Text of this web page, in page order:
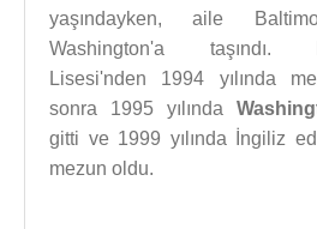
yaşındayken, aile
Washington'a taşındı.
Lisesi'nden 1994 yılında
sonra 1995 yılında
gitti ve 1999 yılında İngiliz
mezun oldu.